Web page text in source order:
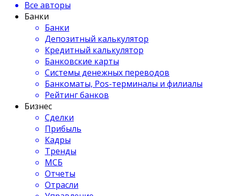
Все авторы
Банки
Банки
Депозитный калькулятор
Кредитный калькулятор
Банковские карты
Системы денежных переводов
Банкоматы, Pos-терминалы и филиалы
Рейтинг банков
Бизнес
Сделки
Прибыль
Кадры
Тренды
МСБ
Отчеты
Отрасли